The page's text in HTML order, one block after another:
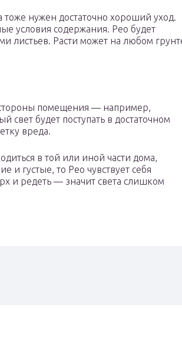
нужен достаточно хороший уход.
условия содержания. Рео будет
листьев. Расти может на любом
помещения — например,
свет будет поступать в достаточном
вреда.
в той или иной части дома,
и густые, то Рео чувствует себя
и редеть — значит света слишком